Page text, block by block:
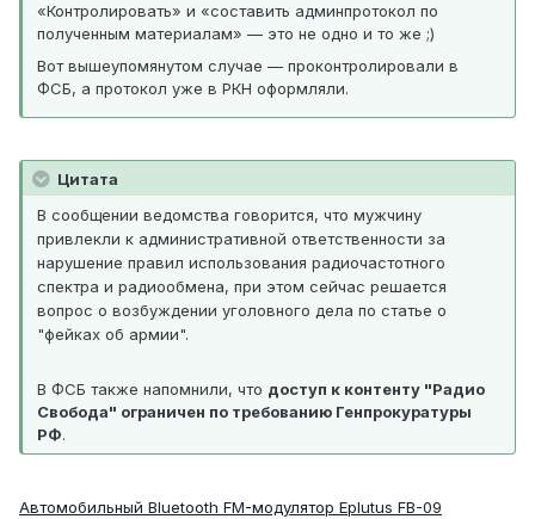
«Контролировать» и «составить админпротокол по
полученным материалам» — это не одно и то же ;)
Вот вышеупомянутом случае — проконтролировали в
ФСБ, а протокол уже в РКН оформляли.
Цитата
В сообщении ведомства говорится, что мужчину
привлекли к административной ответственности за
нарушение правил использования радиочастотного
спектра и радиообмена, при этом сейчас решается
вопрос о возбуждении уголовного дела по статье о
"фейках об армии".
В ФСБ также напомнили, что доступ к контенту "Радио
Свобода" ограничен по требованию Генпрокуратуры
РФ.
Автомобильный Bluetooth FM-модулятор Eplutus FB-09